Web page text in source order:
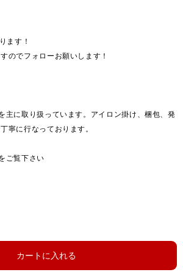
ます！
のでフォローお願いします！
主に取り扱っています。アイロン掛け、梱包、発
寧に行なっております。
ご覧下さい
カートに入れる